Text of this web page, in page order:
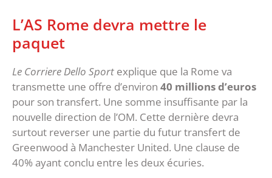
L’AS Rome devra mettre le
paquet
Le Corriere Dello Sport explique que la Rome va
transmette une offre d’environ 40 millions d’euros
pour son transfert. Une somme insuffisante par la
nouvelle direction de l’OM. Cette dernière devra
surtout reverser une partie du futur transfert de
Greenwood à Manchester United. Une clause de
40% ayant conclu entre les deux écuries.